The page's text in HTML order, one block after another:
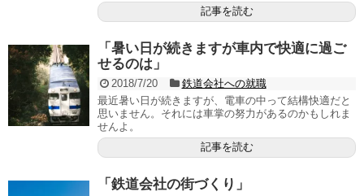
記事を読む
「暑い日が続きますが車内で快適に過ご
せるのは」
2018/7/20
鉄道会社への就職
最近暑い日が続きますが、電車の中って結構快適だと
思いません。それには車掌の努力があるのかもしれま
せんよ。
記事を読む
「鉄道会社の街づくり」